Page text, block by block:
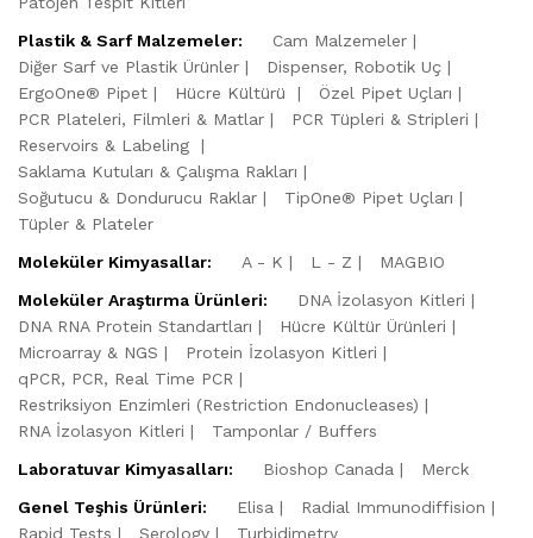
Plastik & Sarf Malzemeler:
Cam Malzemeler
Diğer Sarf ve Plastik Ürünler
Dispenser, Robotik Uç
ErgoOne® Pipet
Hücre Kültürü
Özel Pipet Uçları
PCR Plateleri, Filmleri & Matlar
PCR Tüpleri & Stripleri
Reservoirs & Labeling
Saklama Kutuları & Çalışma Rakları
Soğutucu & Dondurucu Raklar
TipOne® Pipet Uçları
Tüpler & Plateler
Moleküler Kimyasallar:
A - K L - Z
MAGBIO
Moleküler Araştırma Ürünleri:
DNA İzolasyon Kitleri
DNA RNA Protein Standartları
Hücre Kültür Ürünleri
Microarray & NGS
Protein İzolasyon Kitleri
qPCR, PCR, Real Time PCR
Restriksiyon Enzimleri (Restriction Endonucleases)
RNA İzolasyon Kitleri
Tamponlar / Buffers
Laboratuvar Kimyasalları:
Bioshop Canada
Merck
Genel Teşhis Ürünleri:
Elisa
Radial Immunodiffision
Rapid Tests
Serology Turbidimetry